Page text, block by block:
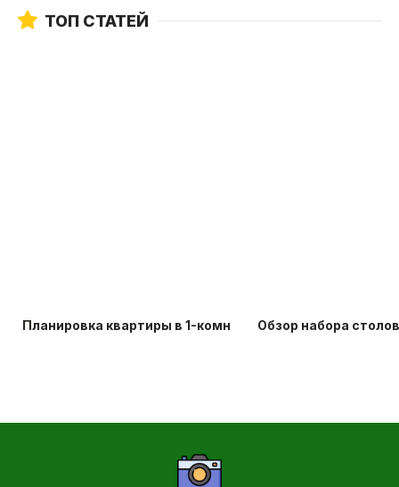
ТОП СТАТЕЙ
Планировка квартиры в 1-комнатной хрущевке: идеи
Обзор набора